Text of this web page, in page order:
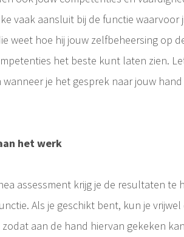
vaak aansluit bij de functie
weet hoe hij jouw zelfbeheersing
het beste kunt laten zien.
wanneer je het gesprek naar jouw
het werk
assessment krijg je de resultaten
Als je geschikt bent, kun je
zodat aan de hand hiervan gekeken